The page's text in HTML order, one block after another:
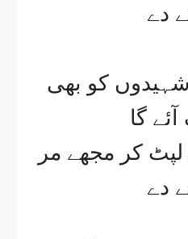
دے
کو بھی
گا
لپٹ کر مجھے مر
دے